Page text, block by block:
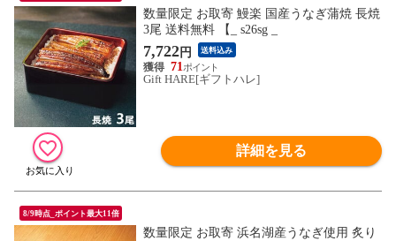
数量限定 お取寄 鰻楽 国産うなぎ蒲焼 長焼
3尾 送料無料 【_ s26sg _
7,722円 送料込み
71
Gift HARE[ギフトハレ]
詳細を見る
8/9時点_ポイント最大11倍
数量限定 お取寄 浜名湖産うなぎ使用 炙り